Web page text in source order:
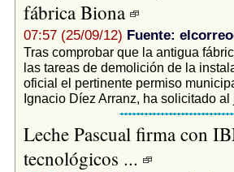
fábrica Biona
07:57 (25/09/12) Fuente:
Tras comprobar que la antigua
las tareas de demolición de la
oficial el pertinente permiso
Ignacio Díez Arranz, ha solicitado al
Leche Pascual firma con
tecnológicos ...